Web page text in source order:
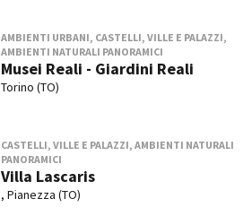
AMBIENTI URBANI, CASTELLI, VILLE E PALAZZI,
AMBIENTI NATURALI PANORAMICI
Musei Reali - Giardini Reali
Torino (TO)
CASTELLI, VILLE E PALAZZI, AMBIENTI NATURALI
PANORAMICI
Villa Lascaris
, Pianezza (TO)